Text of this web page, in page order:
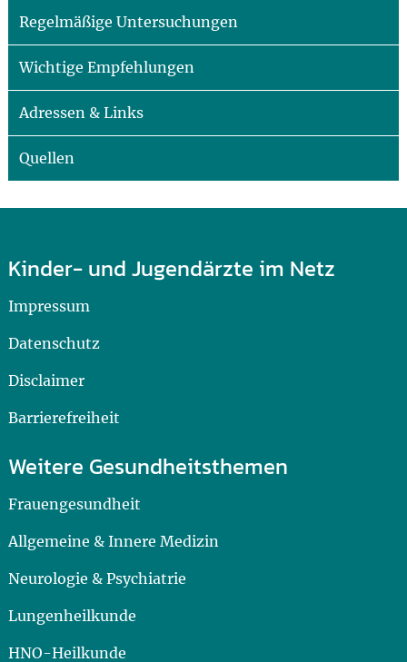
Regelmäßige Untersuchungen
Wichtige Empfehlungen
Adressen & Links
Quellen
Kinder- und Jugendärzte im Netz
Impressum
Datenschutz
Disclaimer
Barrierefreiheit
Weitere Gesundheitsthemen
Frauengesundheit
Allgemeine & Innere Medizin
Neurologie & Psychiatrie
Lungenheilkunde
HNO-Heilkunde